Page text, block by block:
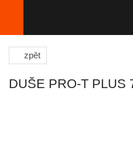
zpět
DUŠE PRO-T PLUS